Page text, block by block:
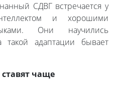
СДВГ встречается у
и хорошими
Они научились
такой адаптации бывает
чаще